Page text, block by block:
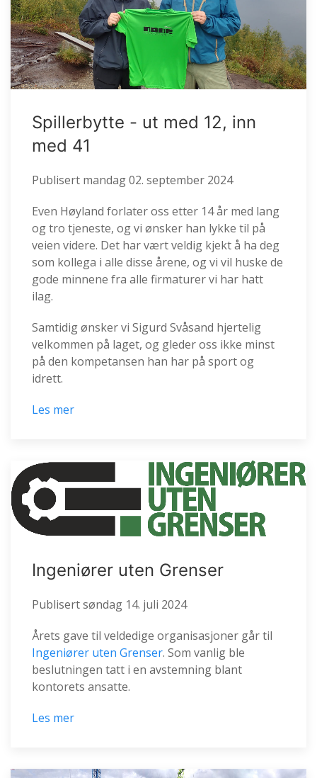
Spillerbytte - ut med 12, inn
med 41
Publisert mandag 02. september 2024
Even Høyland forlater oss etter 14 år med lang
og tro tjeneste, og vi ønsker han lykke til på
veien videre. Det har vært veldig kjekt å ha deg
som kollega i alle disse årene, og vi vil huske de
gode minnene fra alle firmaturer vi har hatt
ilag.
Samtidig ønsker vi Sigurd Svåsand hjertelig
velkommen på laget, og gleder oss ikke minst
på den kompetansen han har på sport og
idrett.
Les mer
Ingeniører uten Grenser
Publisertsøndag 14. juli 2024
Årets gave til veldedige organisasjoner går til
Ingeniører uten Grenser. Som vanlig ble
beslutningen tatt i en avstemning blant
kontorets ansatte.
Les mer